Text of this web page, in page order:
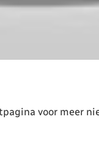
voor meer